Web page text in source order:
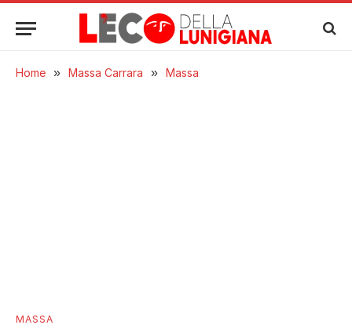
Home » Massa Carrara » Massa
MASSA